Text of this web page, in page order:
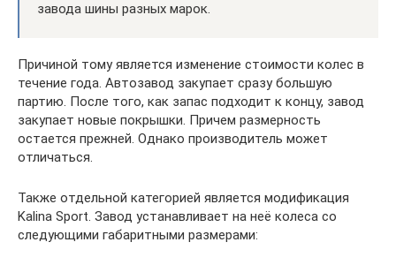
завода шины разных марок.
Причиной тому является изменение стоимости колес в
течение года. Автозавод закупает сразу большую
партию. После того, как запас подходит к концу, завод
закупает новые покрышки. Причем размерность
остается прежней. Однако производитель может
отличаться.
Также отдельной категорией является модификация
Kalina Sport. Завод устанавливает на неё колеса со
следующими габаритными размерами: